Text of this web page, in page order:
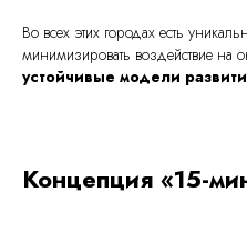
Во всех этих городах есть
минимизировать воздействие на
устойчивые модели
Концепция «15-